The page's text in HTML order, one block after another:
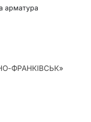
арматура
ФРАНКІВСЬК»